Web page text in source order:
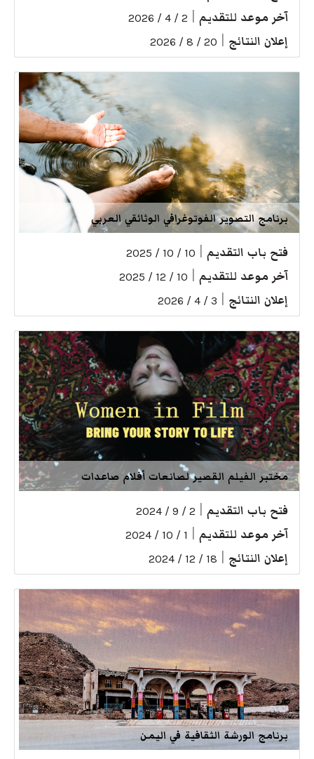
آخر موعد للتقديم 2 / 4 / 2026
إعلان النتائج 20 / 8 / 2026
برنامج التصوير الفوتوغرافي الوثائقي العربي
فتح باب التقديم 10 / 10 / 2025
آخر موعد للتقديم 10 / 12 / 2025
إعلان النتائج 3 / 4 / 2026
مختبر الفيلم القصير لصانعات أفلام صاعدات
فتح باب التقديم 2 / 9 / 2024
آخر موعد للتقديم 1 / 10 / 2024
إعلان النتائج 18 / 12 / 2024
برنامج الورشة الثقافية في اليمن